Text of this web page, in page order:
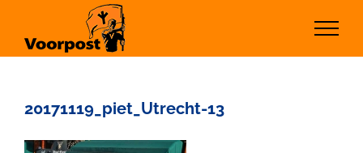
inhoud
20171119_piet_Utrecht-13